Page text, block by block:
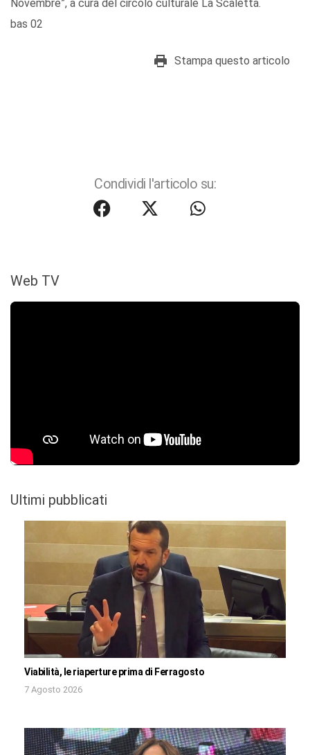
Novembre”, a cura del circolo culturale La Scaletta.
bas 02
Stampa questo articolo
Condividi l'articolo su:
Web TV
Ultimi pubblicati
Viabilità, le riaperture prima di Ferragosto
7 Agosto 2026